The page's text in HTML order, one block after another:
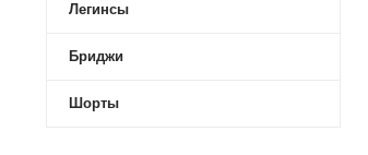
Легинсы
Бриджи
Шорты